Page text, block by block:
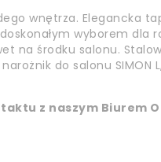
wnętrza. Elegancka
wyborem dla
na środku salonu.
do salonu SIMON
z naszym Biurem